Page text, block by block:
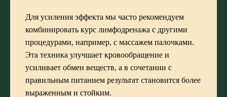
Для усиления эффекта мы часто рекомендуем
комбинировать курс лимфодренажа с другими
процедурами, например, с массажем палочками.
Эта техника улучшает кровообращение и
усиливает обмен веществ, а в сочетании с
правильным питанием результат становится более
выраженным и стойким.